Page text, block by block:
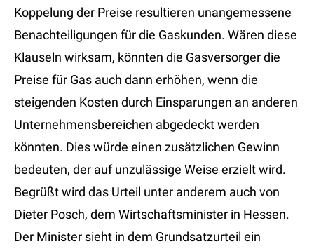
Koppelung der Preise resultieren unangemessene
Benachteiligungen für die Gaskunden. Wären diese
Klauseln wirksam, könnten die Gasversorger die
Preise für Gas auch dann erhöhen, wenn die
steigenden Kosten durch Einsparungen an anderen
Unternehmensbereichen abgedeckt werden
könnten. Dies würde einen zusätzlichen Gewinn
bedeuten, der auf unzulässige Weise erzielt wird.
Begrüßt wird das Urteil unter anderem auch von
Dieter Posch, dem Wirtschaftsminister in Hessen.
Der Minister sieht in dem Grundsatzurteil ein